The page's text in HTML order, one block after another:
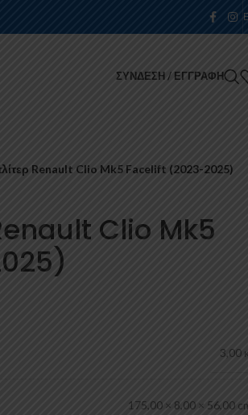
ΣΎΝΔΕΣΗ / ΕΓΓΡΑΦΉ
Renault Clio Mk5 Facelift (2023-2025)
Clio Mk5
3,00 κ.
175,00 × 8,00 × 56,00